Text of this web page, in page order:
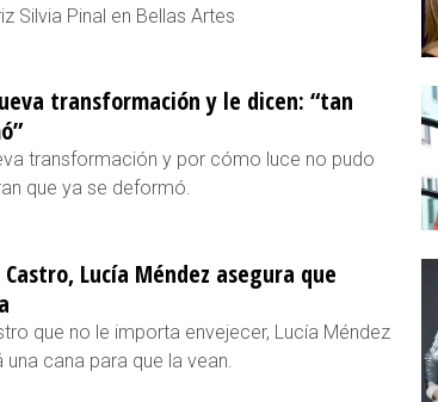
Silvia Pinal en Bellas Artes
transformación y le dicen: “tan
transformación y por cómo luce no pudo
que ya se deformó.
Lucía Méndez asegura que
que no le importa envejecer, Lucía Méndez
cana para que la vean.